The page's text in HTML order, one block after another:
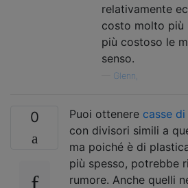
relativamente
costo molto più
più costoso le
senso.
Glenn,
0 Puoi ottenere casse
con divisori simili a
ma poiché è di
più spesso, potrebbe
rumore. Anche quelli